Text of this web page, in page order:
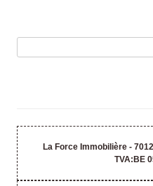
La Force Immobilière -
TVA:BE